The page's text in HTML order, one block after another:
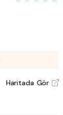
Haritada Gör V